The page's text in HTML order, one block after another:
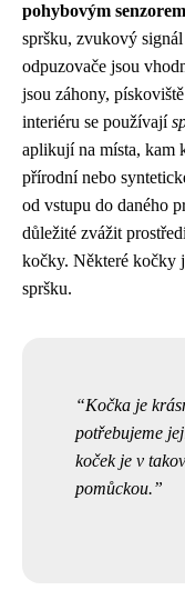
pohybovým senzorem
spršku, zvukový
odpuzovače jsou
jsou záhony,
interiéru se používají
aplikují na místa, kam
přírodní nebo
od vstupu do daného
důležité zvážit
kočky. Některé kočky
spršku.
Kočka je
potřebujeme
koček je v
pomůckou.